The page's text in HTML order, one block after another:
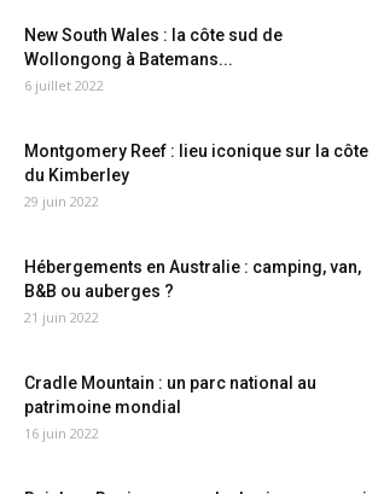
New South Wales : la côte sud de
Wollongong à Batemans...
6 juillet 2022
Montgomery Reef : lieu iconique sur la côte
du Kimberley
29 juin 2022
Hébergements en Australie : camping, van,
B&B ou auberges ?
21 juin 2022
Cradle Mountain : un parc national au
patrimoine mondial
16 juin 2022